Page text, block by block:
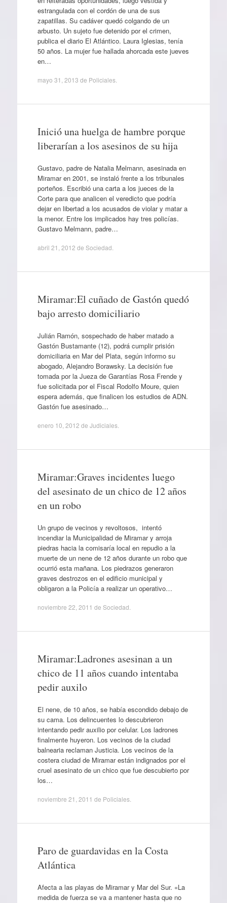
estrangulada con el cordón de una de sus
zapatillas. Su cadáver quedó colgando de un
arbusto. Un sujeto fue detenido por el crimen,
publica el diario El Atlántico. Laura Iglesias, tenía
50 años. La mujer fue hallada ahorcada este jueves
en…
mayo 31, 2013 de Policiales.
Inició una huelga de hambre porque
liberarían a los asesinos de su hija
Gustavo, padre de Natalia Melmann, asesinada en
Miramar en 2001, se instaló frente a los tribunales
porteños. Escribió una carta a los jueces de la
Corte para que analicen el veredicto que podría
dejar en libertad a los acusados de violar y matar a
la menor. Entre los implicados hay tres policías.
Gustavo Melmann, padre…
abril 21, 2012 de Sociedad
Miramar:El cuñado de Gastón quedó
bajo arresto domiciliario
Julián Ramón, sospechado de haber matado a
Gastón Bustamante (12), podrá cumplir prisión
domiciliaria en Mar del Plata, según informo su
abogado, Alejandro Borawsky. La decisión fue
tomada por la Jueza de Garantías Rosa Frende y
fue solicitada por el Fiscal Rodolfo Moure, quien
espera además, que finalicen los estudios de ADN.
Gastón fue asesinado…
enero 10, 2012 de Judiciales.
Miramar:Graves incidentes luego
del asesinato de un chico de 12 años
en un robo
Un grupo de vecinos y revoltosos, intentó
incendiar la Municipalidad de Miramar y arroja
piedras hacia la comisaría local en repudio a la
muerte de un nene de 12 años durante un robo que
ocurrió esta mañana. Los piedrazos generaron
graves destrozos en el edificio municipal y
obligaron a la Policía a realizar un operativo…
noviembre 22, 2011 de Sociedad
Miramar:Ladrones asesinan a un
chico de 11 años cuando intentaba
pedir auxilo
El nene, de 10 años, se había escondido debajo de
su cama. Los delincuentes lo descubrieron
intentando pedir auxilio por celular. Los ladrones
finalmente huyeron. Los vecinos de la ciudad
balnearia reclaman Justicia. Los vecinos de la
costera ciudad de Miramar están indignados por el
cruel asesinato de un chico que fue descubierto por
los…
noviembre 21, 2011 de Policiales.
Paro de guardavidas en la Costa
Atlántica
Afecta a las playas de Miramar y Mar del Sur. «La
medida de fuerza se va a mantener hasta que no